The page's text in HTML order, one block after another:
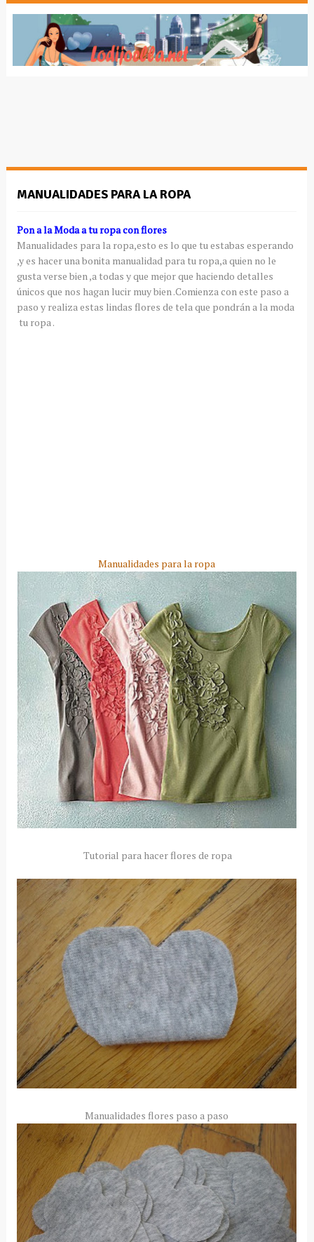
MANUALIDADES PARA LA ROPA
Pon a la Moda a tu ropa con flores
Manualidades para la ropa,esto es lo que tu estabas esperando
,y es hacer una bonita manualidad para tu ropa,a quien no le
gusta verse bien ,a todas y que mejor que haciendo detalles
únicos que nos hagan lucir muy bien .Comienza con este paso a
paso y realiza estas lindas flores de tela que pondrán a la moda
tu ropa .
Manualidades para la ropa
Tutorial para hacer flores de ropa
Manualidades flores paso a paso